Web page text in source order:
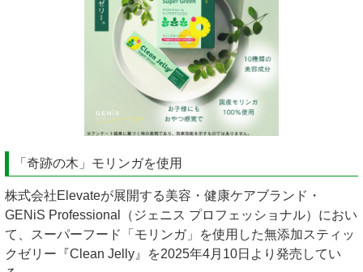
「奇跡の木」モリンガを使用
株式会社Elevateが展開する美容・健康ケアブランド・
GENiS Professional（ジェニス プロフェッショナル）におい
て、スーパーフード「モリンガ」を使用した無添加スティッ
クゼリー『Clean Jelly』を2025年4月10日より発売してい